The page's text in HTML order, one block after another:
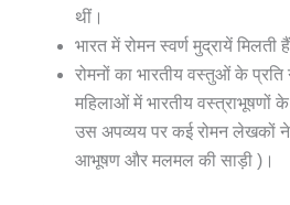
थीं।
भारत में रोमन स्वर्ण मुद्रायें मिलती
रोमनों का भारतीय वस्तुओं के
महिलाओं में भारतीय वस्त्राभूषणों
उस अपव्यय पर कई रोमन लेखकों
आभूषण और मलमल की साड़ी )।